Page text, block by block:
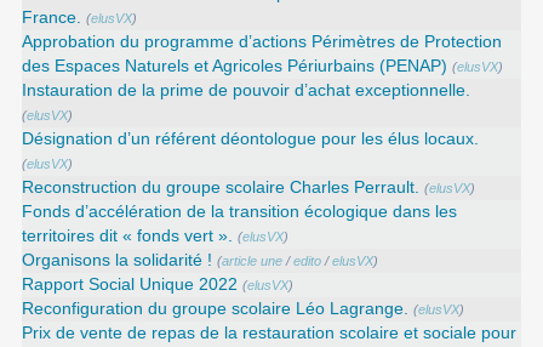
France. (elusVX)
Approbation du programme d’actions Périmètres de Protection
des Espaces Naturels et Agricoles Périurbains (PENAP) (elusVX)
Instauration de la prime de pouvoir d’achat exceptionnelle.
(elusVX)
Désignation d’un référent déontologue pour les élus locaux.
(elusVX)
Reconstruction du groupe scolaire Charles Perrault. (elusVX)
Fonds d’accélération de la transition écologique dans les
territoires dit « fonds vert ». (elusVX)
Organisons la solidarité ! (article une /edito /elusVX)
Rapport Social Unique 2022 (elusVX)
Reconfiguration du groupe scolaire Léo Lagrange. (elusVX)
Prix de vente de repas de la restauration scolaire et sociale pour